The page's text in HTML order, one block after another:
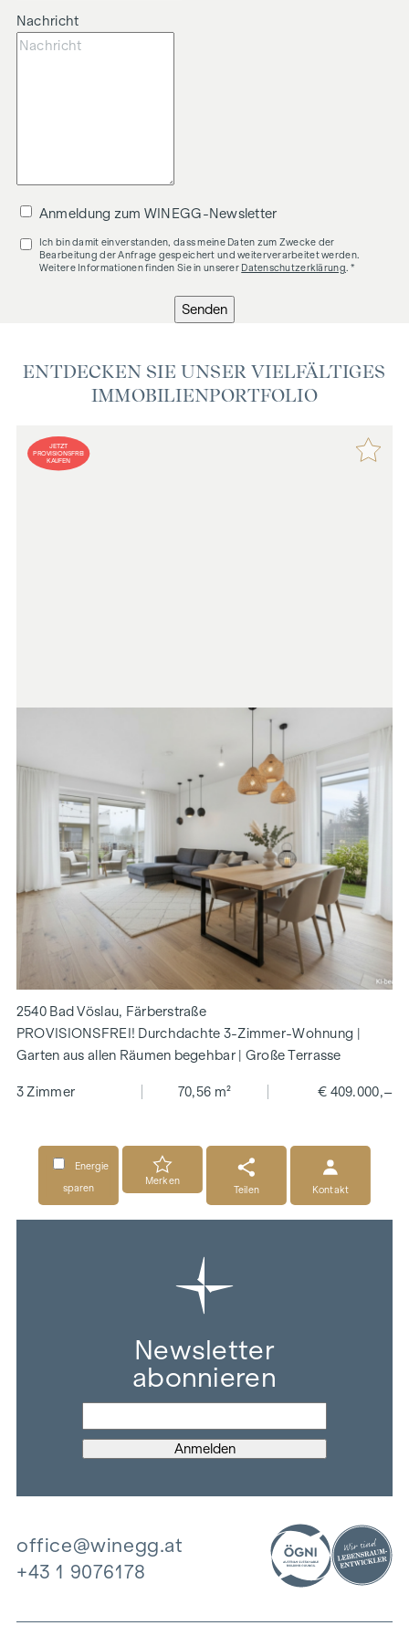
Nachricht
Anmeldung zum WINEGG-Newsletter
Ich bin damit einverstanden, dass meine Daten zum Zwecke der
Bearbeitung der Anfrage gespeichert und weiterverarbeitet werden.
Weitere Informationen finden Sie in unserer Datenschutzerklärung . *
Senden
ENTDECKEN SIE UNSER VIELFÄLTIGES
IMMOBILIENPORTFOLIO
JETZT
PROVISIONSFREI
KAUFEN
2540 Bad Vöslau, Färberstraße
PROVISIONSFREI! Durchdachte 3-Zimmer-Wohnung |
Garten aus allen Räumen begehbar | Große Terrasse
3 Zimmer 70,56 m² € 409.000,–
Energie
sparen
Merken
Teilen
Kontakt
Newsletter
abonnieren
office@winegg.at
+43 1 9076178